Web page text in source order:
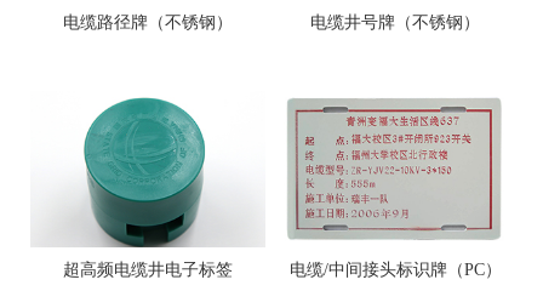
电缆路径牌（不锈钢） 电缆井号牌（不锈钢）
超高频电缆井电子标签 电缆/中间接头标识牌（PC）